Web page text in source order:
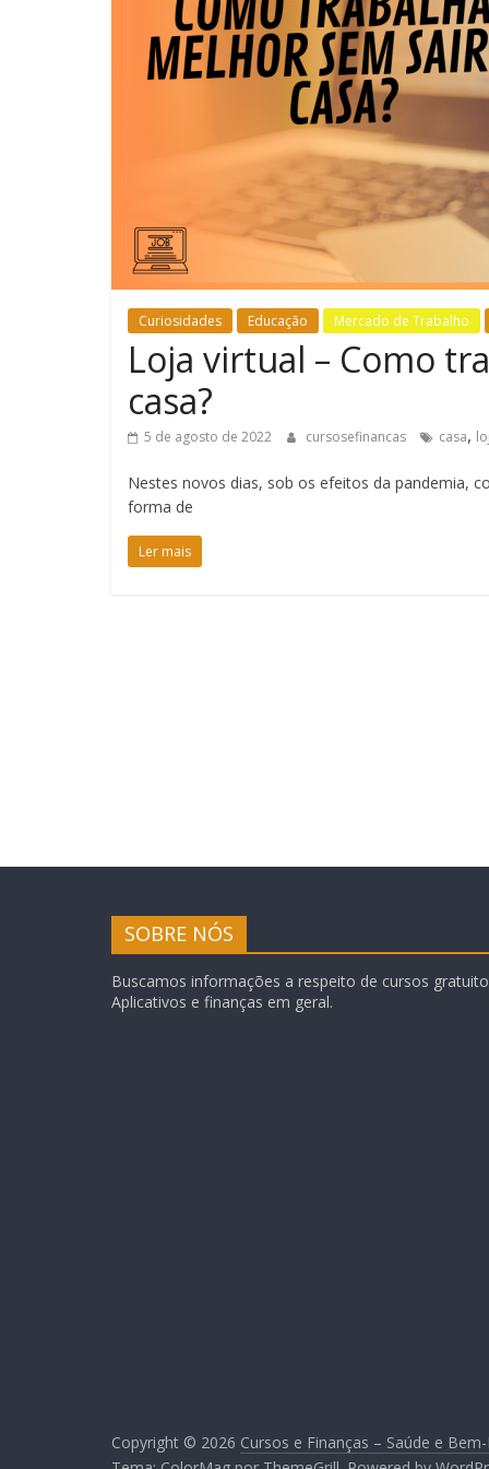
Curiosidades Educação Mercado de Trabalho
Loja virtual – Como
casa?
5 de agosto de 2022 cursosefinancas casa,
Nestes novos dias, sob os efeitos da pandemia,
forma de
Ler mais
SOBRE NÓS
Buscamos informações a respeito de cursos
Aplicativos e finanças em geral.
Copyright © 2026 Cursos e Finanças – Saúde e